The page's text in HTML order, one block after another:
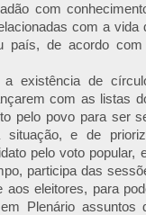
com
com a vida
país, de acordo
existência de
com as listas
pelo povo para ser
situação, e de
pelo voto popular,
participa das
aos eleitores, para
Plenário assuntos